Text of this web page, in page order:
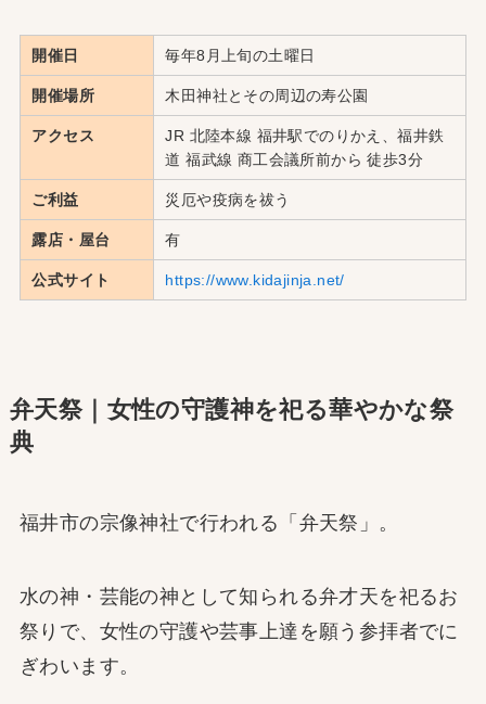
開催日 毎年8月上旬の土曜日
開催場所 木田神社とその周辺の寿公園
アクセス
JR 北陸本線 福井駅でのりかえ、福井鉄
道 福武線 商工会議所前から 徒歩3分
ご利益 災厄や疫病を祓う
露店・屋台 有
公式サイト https://www.kidajinja.net/
弁天祭｜女性の守護神を祀る華やかな祭
典
福井市の宗像神社で行われる「弁天祭」。
水の神・芸能の神として知られる弁才天を祀るお
祭りで、女性の守護や芸事上達を願う参拝者でに
ぎわいます。